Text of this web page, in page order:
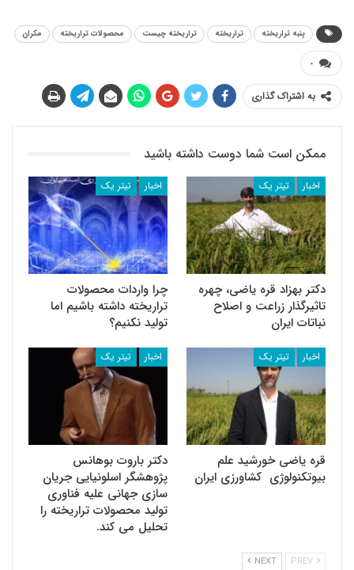
پنبه تراریخته تراریخته تراریخته چیست محصولات تراریخته مکران
۰
به اشتراک گذاری
ممکن است شما دوست داشته باشید
اخبار تیتر یک
دکتر بهزاد قره یاضی، چهره
تاثیرگذار زراعت و اصلاح
نباتات ایران
اخبار تیتر یک
چرا واردات محصولات
تراریخته داشته باشیم اما
تولید نکنیم؟
اخبار تیتر یک
قره یاضی خورشید علم
بیوتکنولوژی کشاورزی ایران
اخبار تیتر یک
دکتر باروت بوهانس
پژوهشگر اسلونیایی جریان
سازی جهانی علیه فناوری
تولید محصولات تراریخته را
تحلیل می کند.
NEXT